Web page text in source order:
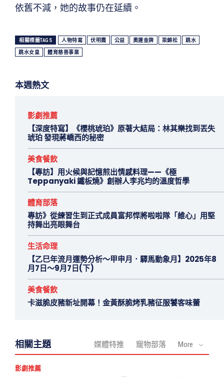
依舊不減，她的故事仍在延續。
相關標籤TAGS 人物特寫 伏明霞 公益 奧運金牌 梁錦松 跳水
跳水女皇 體育慈善事業
本週熱文
影劇推薦
【深度特寫】《櫻桃琥珀》原著大結局：林其樂找到丟失
琥珀 發現蔣嶠西的秘密
美食餐飲
【專訪】用火候與記憶煎出情感料理——《極
Teppanyaki 鐵板燒》創辦人李兆均的溫度哲學
體育部落
專訪》從練習生到正式成員富邦悍將啦啦隊「維心」用堅
持舞出亮眼舞台
生活命理
【乙巳年流月運勢分析～甲申月．驛馬動象月】2025年8
月7日～9月7日(下)
美食餐飲
卡滋脆皮豬新址開幕！金黃酥脆烤乳豬征服饕客味蕾
相關主題 媒體特推 寵物部落 More
影劇推薦